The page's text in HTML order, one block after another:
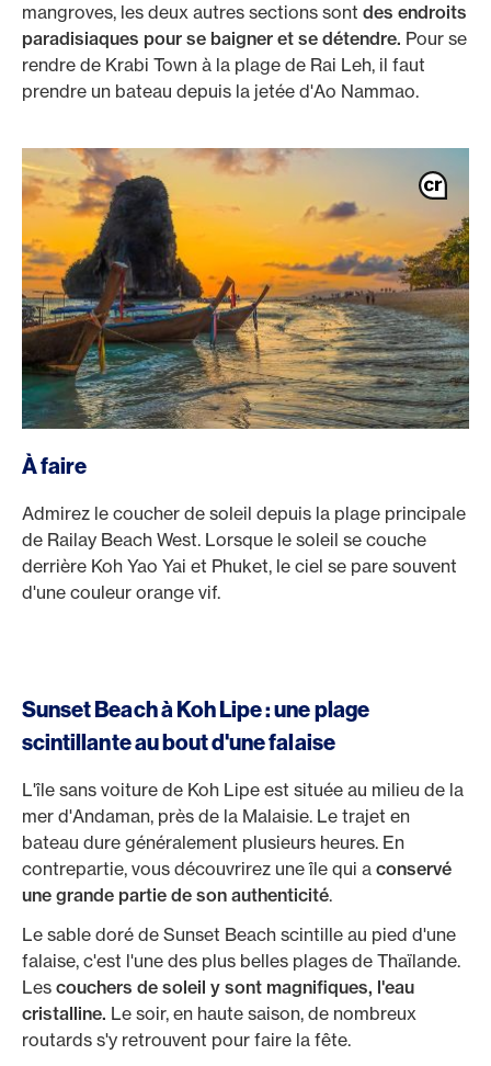
mangroves, les deux autres sections sont des endroits
paradisiaques pour se baigner et se détendre. Pour se
rendre de Krabi Town à la plage de Rai Leh, il faut
prendre un bateau depuis la jetée d'Ao Nammao.
À faire
Admirez le coucher de soleil depuis la plage principale
de Railay Beach West. Lorsque le soleil se couche
derrière Koh Yao Yai et Phuket, le ciel se pare souvent
d'une couleur orange vif.
Sunset Beach à Koh Lipe : une plage
scintillante au bout d'une falaise
L'île sans voiture de Koh Lipe est située au milieu de la
mer d'Andaman, près de la Malaisie. Le trajet en
bateau dure généralement plusieurs heures. En
contrepartie, vous découvrirez une île qui a conservé
une grande partie de son authenticité.
Le sable doré de Sunset Beach scintille au pied d'une
falaise, c'est l'une des plus belles plages de Thaïlande.
Les couchers de soleil y sont magnifiques, l'eau
cristalline. Le soir, en haute saison, de nombreux
routards s'y retrouvent pour faire la fête.